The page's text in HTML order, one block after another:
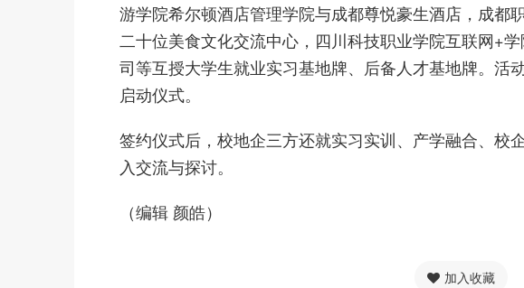
游学院希尔顿酒店管理学院与成都尊悦豪生酒店，成都
二十位美食文化交流中心，四川科技职业学院互联网+
司等互授大学生就业实习基地牌、后备人才基地牌。活
启动仪式。
签约仪式后，校地企三方还就实习实训、产学融合、校
入交流与探讨。
（编辑 颜皓）
加入收藏